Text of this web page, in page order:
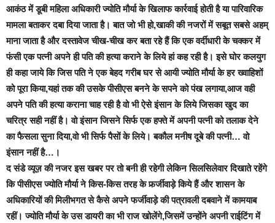
आकंठ में डूबी महिला अधिकारी ज्योति मौर्या के खिलाफ कार्रवाई होती है या पारिवारिक
मामला बताकर दबा दिया जाता है। बात जो भी हो,खाकी की नजरों में सबूत सबसे अहम्
माना जाता है और दस्तावेज चीख-चीख कर बता रहे हैं कि एक वर्दीधारी के चक्कर में
फंसी एक पत्नी अपने ही पति की हत्या कराने के लिये हां कह रही है। इसे घोर कलयुग
ही कहा जाये कि जिस पति ने एक बेहद गरीब घर से आयी ज्योति मौर्या के हर ख्वाहिशों
को पूरा किया,यहां तक की उसके पीसीएस बनने के सपने को पंख लगाया,आज वही
अपने पति की हत्या कराना चाह रही है वो भी ऐसे इंसान के लिये जिसका खुद का
चरित्र सही नहीं है। वो इंसान जिसने सिर्फ एक हफ्ते में अपनी पत्नी को तलाक देने
का फैसला सुना दिया,वो भी सिर्फ पैसों के लिये। बकौल मनीष दूबे की पत्नी… वो
इंसान नहीं है…।
द संडे व्यूज़ की नजर इस खबर पर तो बनी ही रहेगीलेकिन सिलसिलेवार दिखाते रहेंगे
कि पीसीएस ज्योति मौर्या नेकिस-किस तरह के फर्र्जीवाड़े किये हैं और शासन के
अधिकारियों की मिलीभगत से कैसे अपने फर्जीवाड़े की पत्रावली दबवाने में कामयाब
रहीं। ज्योति मौर्या के उस डायरी का भी राज खोलेंगे,जिसमें उन्होंने अपनी राईटिंग में